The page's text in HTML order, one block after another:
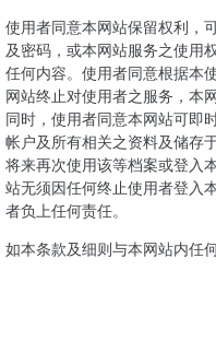
使用者同意本网站保留权利，
及密码，或本网站服务之使用
任何内容。使用者同意根据本
网站终止对使用者之服务，本
同时，使用者同意本网站可即
帐户及所有相关之资料及储存
将来再次使用该等档案或登入
站无须因任何终止使用者登入
者负上任何责任。
如本条款及细则与本网站内任